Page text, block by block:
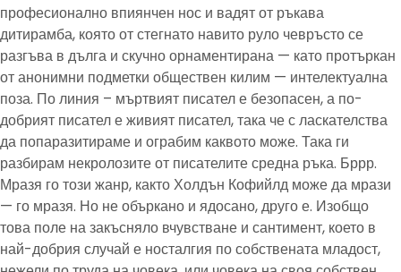
професионално впиянчен нос и вадят от ръкава
дитирамба, която от стегнато навито руло чевръсто се
разгъва в дълга и скучно орнаментирана — като протъркан
от анонимни подметки обществен килим — интелектуална
поза. По линия – мъртвият писател е безопасен, а по-
добрият писател е живият писател, така че с ласкателства
да попаразитираме и ограбим каквото може. Така ги
разбирам некролозите от писателите средна ръка. Бррр.
Мразя го този жанр, както Холдън Кофийлд може да мрази
— го мразя. Но не объркано и ядосано, друго е. Изобщо
това поле на закъсняло вчувстване и сантимент, което в
най-добрия случай е носталгия по собствената младост,